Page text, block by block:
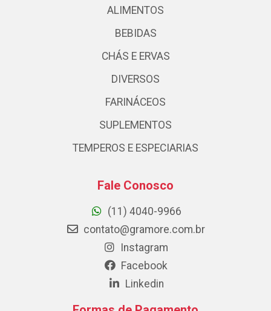
ALIMENTOS
BEBIDAS
CHÁS E ERVAS
DIVERSOS
FARINÁCEOS
SUPLEMENTOS
TEMPEROS E ESPECIARIAS
Fale Conosco
(11) 4040-9966
contato@gramore.com.br
Instagram
Facebook
Linkedin